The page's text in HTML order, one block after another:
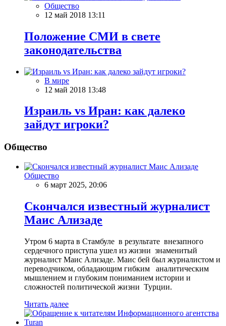
Общество
12 май 2018 13:11
Положение СМИ в свете
законодательства
В мире
12 май 2018 13:48
Израиль vs Иран: как далеко
зайдут игроки?
Общество
Общество
6 март 2025, 20:06
Скончался известный журналист
Маис Ализаде
Утром 6 марта в Стамбуле в результате внезапного
сердечного приступа ушел из жизни знаменитый
журналист Маис Ализаде. Маис бей был журналистом и
переводчиком, обладающим гибким аналитическим
мышлением и глубоким пониманием истории и
сложностей политической жизни Турции.
Читать далее